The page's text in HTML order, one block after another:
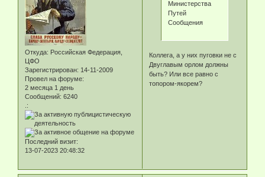
Откуда: Российская Федерация,
ЦФО
Зарегистрирован: 14-11-2009
Провел на форуме:
2 месяца 1 день
Сообщений: 6240
.:
Последний визит:
13-07-2023 20:48:32
Министерства
Путей
Сообщения
Коллега, а у них пуговки не с
Двуглавым орлом должны
быть? Или все равно с
топором-якорем?